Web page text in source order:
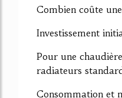
Combien coûte
Investissement
Pour une
radiateurs
Consommation et